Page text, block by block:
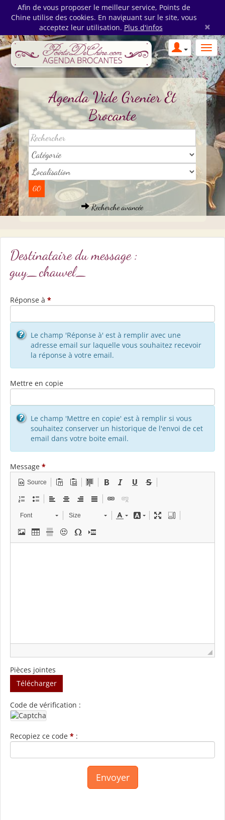
Afin de vous proposer le meilleur service, Points de
Chine utilise des cookies. En naviguant sur le site, vous
acceptez leur utilisation. Plus d'infos ×
Agenda Vide Grenier Et
Brocante
Recherche avancée
Destinataire du message :
guy_chauvel_
Réponse à *
Le champ 'Réponse à' est à remplir avec une
adresse email sur laquelle vous souhaitez recevoir
la réponse à votre email.
Mettre en copie
Le champ 'Mettre en copie' est à remplir si vous
souhaitez conserver un historique de l'envoi de cet
email dans votre boite email.
Message *
Source
Font Size
Pièces jointes
Télécharger
Code de vérification :
Recopiez ce code * :